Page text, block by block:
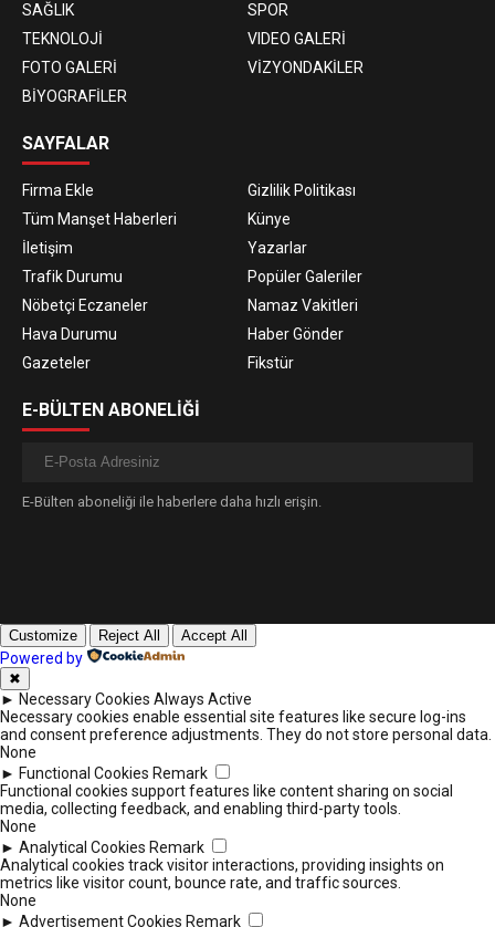
SAĞLIK
SPOR
TEKNOLOJİ
VIDEO GALERİ
FOTO GALERİ
VİZYONDAKİLER
BİYOGRAFİLER
SAYFALAR
Firma Ekle
Gizlilik Politikası
Tüm Manşet Haberleri
Künye
İletişim
Yazarlar
Trafik Durumu
Popüler Galeriler
Nöbetçi Eczaneler
Namaz Vakitleri
Hava Durumu
Haber Gönder
Gazeteler
Fikstür
E-BÜLTEN ABONELİĞİ
E-Bülten aboneliği ile haberlere daha hızlı erişin.
Customize Reject All Accept All
Powered by
✖
► Necessary Cookies Always Active
Necessary cookies enable essential site features like secure log-ins
and consent preference adjustments. They do not store personal data.
None
► Functional Cookies Remark
Functional cookies support features like content sharing on social
media, collecting feedback, and enabling third-party tools.
None
► Analytical Cookies Remark
Analytical cookies track visitor interactions, providing insights on
metrics like visitor count, bounce rate, and traffic sources.
None
► Advertisement Cookies Remark